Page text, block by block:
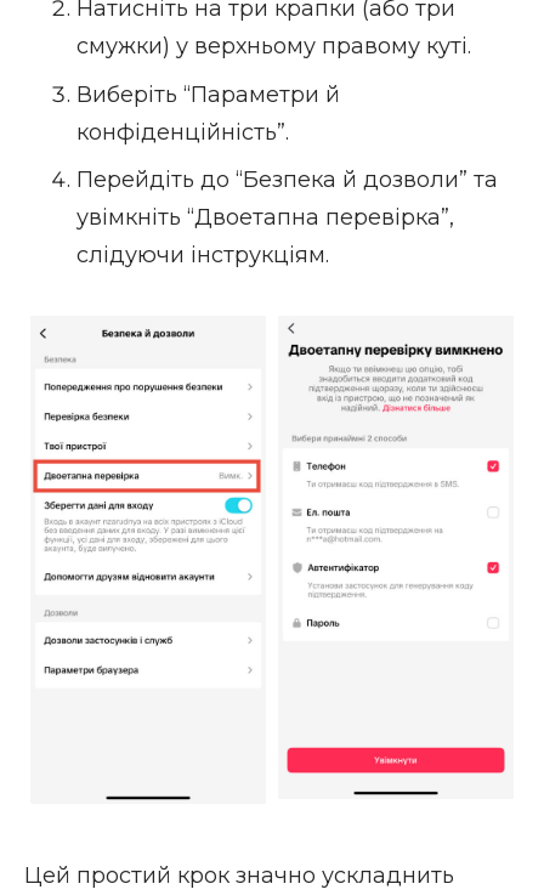
Натисніть на три крапки (або три
смужки) у верхньому правому куті.
Виберіть “Параметри й
конфіденційність”.
Перейдіть до “Безпека й дозволи” та
увімкніть “Двоетапна перевірка”,
слідуючи інструкціям.
Цей простий крок значно ускладнить